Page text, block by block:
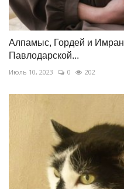
Алпамыс, Гордей и Имран
Павлодарской...
Июль 10, 2023 0 202